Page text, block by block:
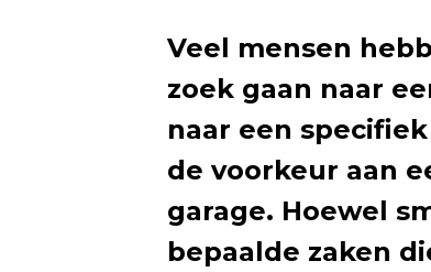
Veel mensen
zoek gaan naar
naar een
de voorkeur aan
garage. Hoewel
bepaalde zaken